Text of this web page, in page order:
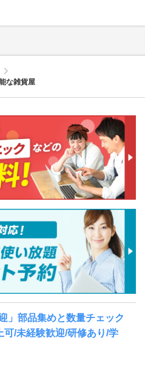
な雑貨屋
」部品集めと数量チェック
/未経験歓迎/研修あり/学